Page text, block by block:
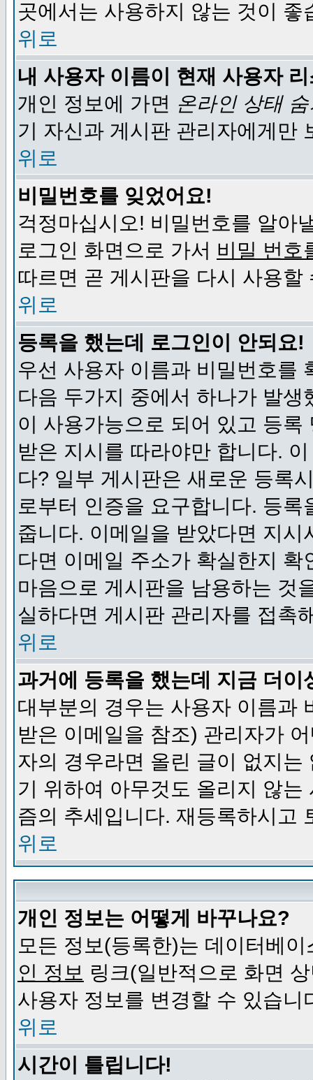
곳에서는 사용하지 않는 것이 좋
위로
내 사용자 이름이 현재 사용자
개인 정보에 가면 온라인 상태
기 자신과 게시판 관리자에게만
위로
비밀번호를 잊었어요!
걱정마십시오! 비밀번호를 알아
로그인 화면으로 가서 비밀 번호
따르면 곧 게시판을 다시 사용할
위로
등록을 했는데 로그인이 안되요!
우선 사용자 이름과 비밀번호를
다음 두가지 중에서 하나가 발
이 사용가능으로 되어 있고 등
받은 지시를 따라야만 합니다.
다? 일부 게시판은 새로운 등록
로부터 인증을 요구합니다. 등
줍니다. 이메일을 받았다면 지
다면 이메일 주소가 확실한지
마음으로 게시판을 남용하는 것
실하다면 게시판 관리자를 접촉
위로
과거에 등록을 했는데 지금 더
대부분의 경우는 사용자 이름과
받은 이메일을 참조) 관리자가
자의 경우라면 올린 글이 없지
기 위하여 아무것도 올리지 않
즘의 추세입니다. 재등록하시고
위로
개인 정보는 어떻게 바꾸나요?
모든 정보(등록한)는 데이터베
인 정보 링크(일반적으로 화면
사용자 정보를 변경할 수 있습니
위로
시간이 틀립니다!